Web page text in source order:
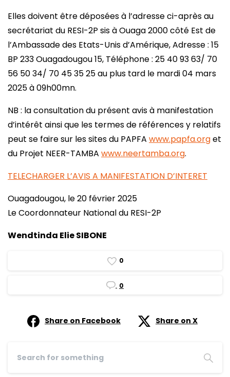
Elles doivent être déposées à l’adresse ci-après au
secrétariat du RESI-2P sis à Ouaga 2000 côté Est de
l’Ambassade des Etats-Unis d’Amérique, Adresse : 15
BP 233 Ouagadougou 15, Téléphone : 25 40 93 63/ 70
56 50 34/ 70 45 35 25 au plus tard le mardi 04 mars
2025 à 09h00mn.
NB : la consultation du présent avis à manifestation
d’intérêt ainsi que les termes de références y relatifs
peut se faire sur les sites du PAPFA www.papfa.orget
du Projet NEER-TAMBA www.neertamba.org.
TELECHARGER L’AVIS A MANIFESTATION D’INTERET
Ouagadougou, le 20 février 2025
Le Coordonnateur National du RESI-2P
Wendtinda Elie SIBONE
0
0
Share on Facebook Share on X